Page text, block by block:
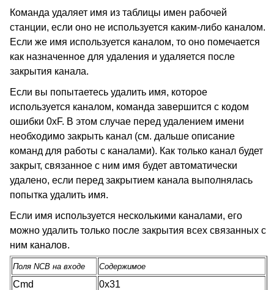
Команда удаляет имя из таблицы имен рабочей
станции, если оно не используется каким-либо каналом.
Если же имя используется каналом, то оно помечается
как назначенное для удаления и удаляется после
закрытия канала.
Если вы попытаетесь удалить имя, которое
используется каналом, команда завершится с кодом
ошибки 0xF. В этом случае перед удалением имени
необходимо закрыть канал (см. дальше описание
команд для работы с каналами). Как только канал будет
закрыт, связанное с ним имя будет автоматически
удалено, если перед закрытием канала выполнялась
попытка удалить имя.
Если имя используется несколькими каналами, его
можно удалить только после закрытия всех связанных с
ним каналов.
Поля NCB на входе Содержимое
Cmd
0x31